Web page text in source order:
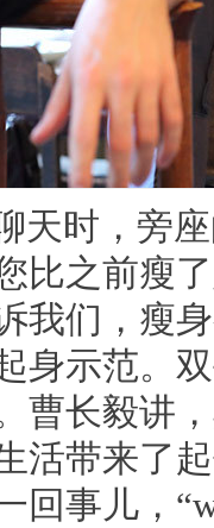
天时，旁
比之前瘦
我们，瘦
身示范。
曹长毅讲
活带来了
回事儿，